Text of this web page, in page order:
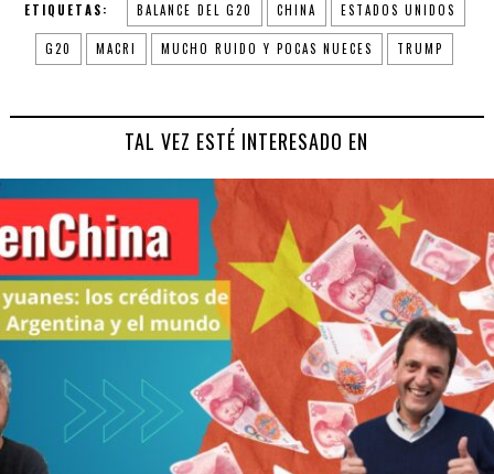
ETIQUETAS: BALANCE DEL G20 CHINA ESTADOS UNIDOS
G20 MACRI MUCHO RUIDO Y POCAS NUECES TRUMP
TAL VEZ ESTÉ INTERESADO EN